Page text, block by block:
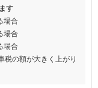
す
場合
場合
場合
税の額が大きく上がり